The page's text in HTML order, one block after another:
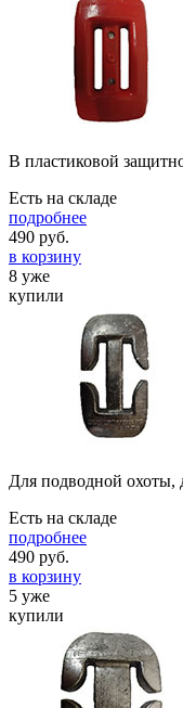
В пластиковой
Есть на складе
подробнее
490 руб.
в корзину
8 уже
купили
Для подводной охоты,
Есть на складе
подробнее
490 руб.
в корзину
5 уже
купили